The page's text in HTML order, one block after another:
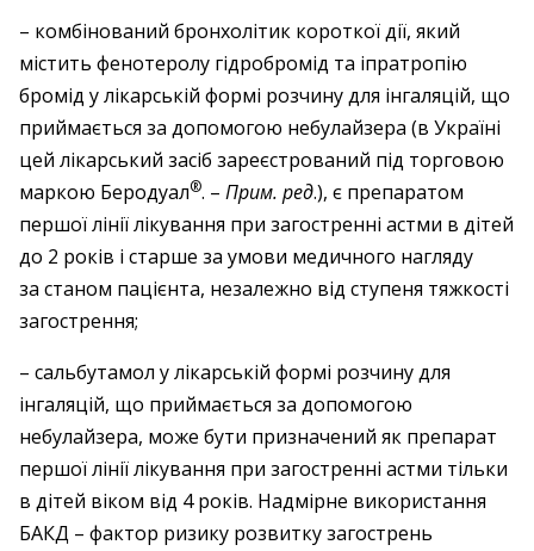
– комбінований бронхолітик короткої дії, який
містить фенотеролу гідробромід та іпратропію
бромід у лікарській формі розчину для інгаляцій, що
приймається за допомогою небулайзера (в Україні
цей лікарський засіб зареєстрований під торговою
маркою Беродуал®. – Прим. ред.), є препаратом
першої лінії лікування при загостренні астми в дітей
до 2 років і старше за умови медичного нагляду
за станом пацієнта, незалежно від ступеня тяжкості
загострення;
– сальбутамол у лікарській формі розчину для
інгаляцій, що приймається за допомогою
небулайзера, може бути призначений як препарат
першої лінії лікування при загостренні астми тільки
в дітей віком від 4 років. Надмірне використання
БАКД – фактор ризику розвитку загострень